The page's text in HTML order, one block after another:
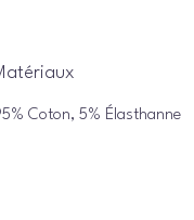
Coton, 5% Élasthanne